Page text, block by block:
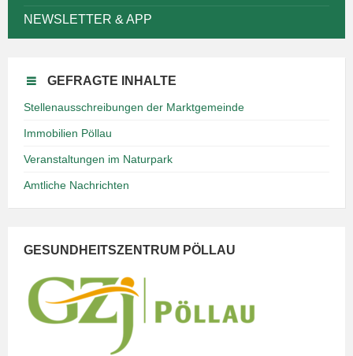
NEWSLETTER & APP
GEFRAGTE INHALTE
Stellenausschreibungen der Marktgemeinde
Immobilien Pöllau
Veranstaltungen im Naturpark
Amtliche Nachrichten
GESUNDHEITSZENTRUM PÖLLAU